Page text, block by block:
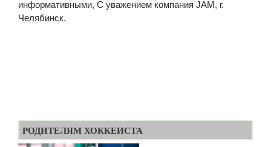
информативными, С уважением компания JAM, г.
Челябинск.
РОДИТЕЛЯМ ХОККЕИСТА